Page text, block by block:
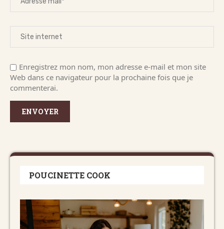
Enregistrez mon nom, mon adresse e-mail et mon site
Web dans ce navigateur pour la prochaine fois que je
commenterai.
POUCINETTE COOK